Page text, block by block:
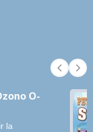
O-
la